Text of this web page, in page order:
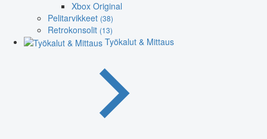
Xbox Original
Pelitarvikkeet (38)
Retrokonsolit (13)
Työkalut & Mittaus